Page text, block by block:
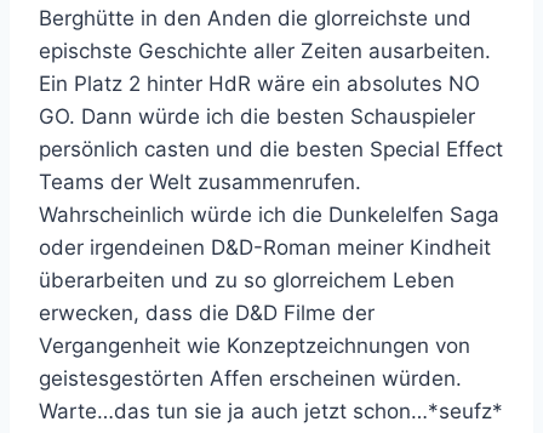
Berghütte in den Anden die glorreichste und
epischste Geschichte aller Zeiten ausarbeiten.
Ein Platz 2 hinter HdR wäre ein absolutes NO
GO. Dann würde ich die besten Schauspieler
persönlich casten und die besten Special Effect
Teams der Welt zusammenrufen.
Wahrscheinlich würde ich die Dunkelelfen Saga
oder irgendeinen D&D-Roman meiner Kindheit
überarbeiten und zu so glorreichem Leben
erwecken, dass die D&D Filme der
Vergangenheit wie Konzeptzeichnungen von
geistesgestörten Affen erscheinen würden.
Warte…das tun sie ja auch jetzt schon…*seufz*